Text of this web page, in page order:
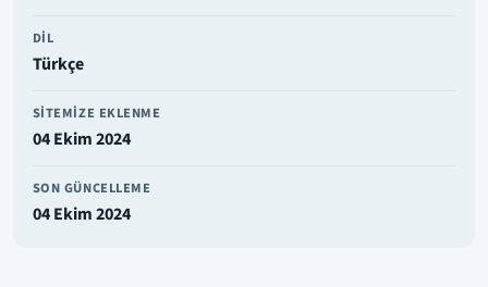
DIL
Türkçe
SITEMIZE EKLENME
04 Ekim 2024
SON GÜNCELLEME
04 Ekim 2024